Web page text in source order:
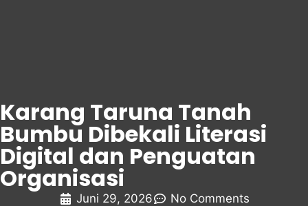
Karang Taruna Tanah
Bumbu Dibekali Literasi
Digital dan Penguatan
Organisasi
Juni 29, 2026 No Comments